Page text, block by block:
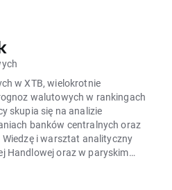
w XTB, wielokrotnie
walutowych w rankingach
skupia się na analizie
banków centralnych oraz
i warsztat analityczny
Handlowej oraz w paryskim
(Sciences Po).